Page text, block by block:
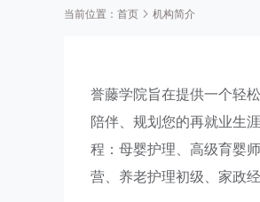
当前位置： 首页 机构简介
誉藤学院旨在提供一个轻
陪伴、规划您的再就业生
程：母婴护理、高级育婴
营、养老护理初级、家政